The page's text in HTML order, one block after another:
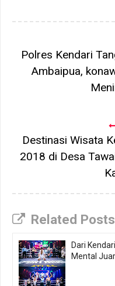
Polres Kendari
Ambaipua,
Destinasi Wisata
2018 di Desa
Related Posts
Dari
Mental